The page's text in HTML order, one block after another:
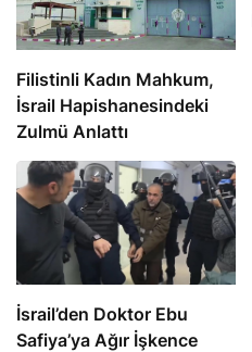
Filistinli Kadın Mahkum,
İsrail Hapishanesindeki
Zulmü Anlattı
İsrail’den Doktor Ebu
Safiya’ya Ağır İşkence